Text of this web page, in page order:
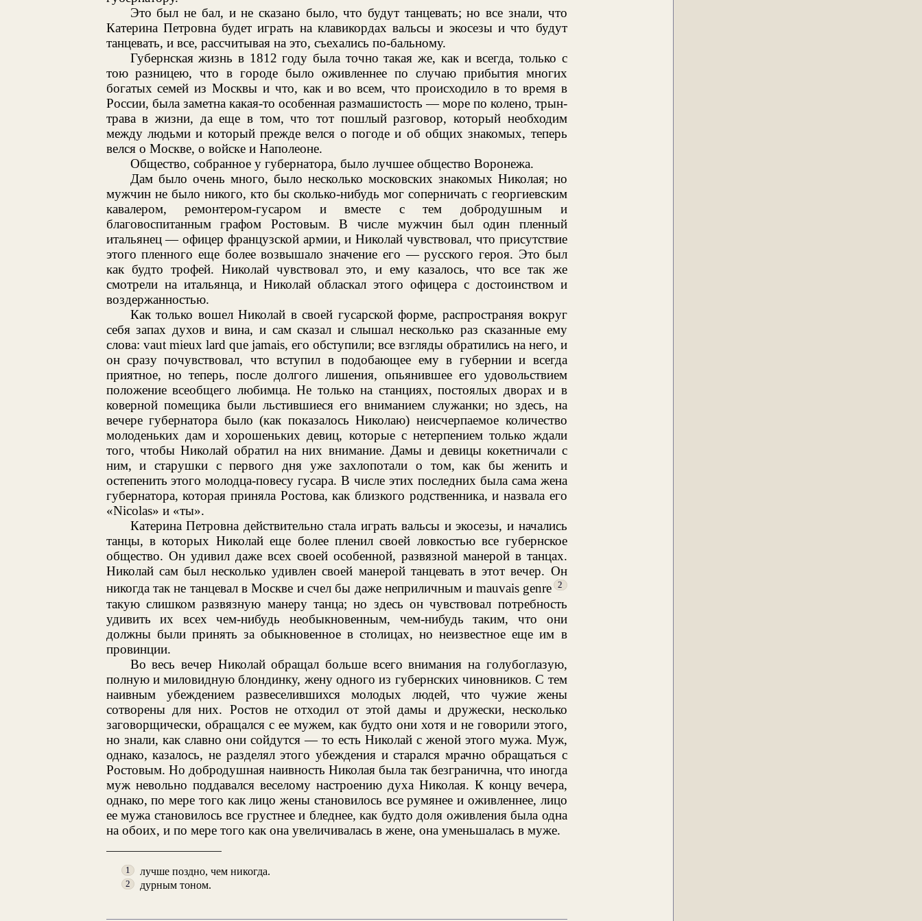
Это был не бал, и не сказано было, что будут танцевать; но все знали, что
Катерина Петровна будет играть на клавикордах вальсы и экосезы и что будут
танцевать, и все, рассчитывая на это, съехались по-бальному.
Губернская жизнь в 1812 году была точно такая же, как и всегда, только с
тою разницею, что в городе было оживленнее по случаю прибытия многих
богатых семей из Москвы и что, как и во всем, что происходило в то время в
России, была заметна какая-то особенная размашистость — море по колено, трын-
трава в жизни, да еще в том, что тот пошлый разговор, который необходим
между людьми и который прежде велся о погоде и об общих знакомых, теперь
велся о Москве, о войске и Наполеоне.
Общество, собранное у губернатора, было лучшее общество Воронежа.
Дам было очень много, было несколько московских знакомых Николая; но
мужчин не было никого, кто бы сколько-нибудь мог соперничать с георгиевским
кавалером, ремонтером-гусаром и вместе с тем добродушным и
благовоспитанным графом Ростовым. В числе мужчин был один пленный
итальянец — офицер французской армии, и Николай чувствовал, что присутствие
этого пленного еще более возвышало значение его — русского героя. Это был
как будто трофей. Николай чувствовал это, и ему казалось, что все так же
смотрели на итальянца, и Николай обласкал этого офицера с достоинством и
воздержанностью.
Как только вошел Николай в своей гусарской форме, распространяя вокруг
себя запах духов и вина, и сам сказал и слышал несколько раз сказанные ему
слова: vaut mieux lard que jamais, его обступили; все взгляды обратились на него, и
он сразу почувствовал, что вступил в подобающее ему в губернии и всегда
приятное, но теперь, после долгого лишения, опьянившее его удовольствием
положение всеобщего любимца. Не только на станциях, постоялых дворах и в
коверной помещика были льстившиеся его вниманием служанки; но здесь, на
вечере губернатора было (как показалось Николаю) неисчерпаемое количество
молоденьких дам и хорошеньких девиц, которые с нетерпением только ждали
того, чтобы Николай обратил на них внимание. Дамы и девицы кокетничали с
ним, и старушки с первого дня уже захлопотали о том, как бы женить и
остепенить этого молодца-повесу гусара. В числе этих последних была сама жена
губернатора, которая приняла Ростова, как близкого родственника, и назвала его
«Nicolas» и «ты».
Катерина Петровна действительно стала играть вальсы и экосезы, и начались
танцы, в которых Николай еще более пленил своей ловкостью все губернское
общество. Он удивил даже всех своей особенной, развязной манерой в танцах.
Николай сам был несколько удивлен своей манерой танцевать в этот вечер. Он
никогда так не танцевал в Москве и счел бы даже неприличным и mauvais genre
2
такую слишком развязную манеру танца; но здесь он чувствовал потребность
удивить их всех чем-нибудь необыкновенным, чем-нибудь таким, что они
должны были принять за обыкновенное в столицах, но неизвестное еще им в
провинции.
Во весь вечер Николай обращал больше всего внимания на голубоглазую,
полную и миловидную блондинку, жену одного из губернских чиновников. С тем
наивным убеждением развеселившихся молодых людей, что чужие жены
сотворены для них. Ростов не отходил от этой дамы и дружески, несколько
заговорщически, обращался с ее мужем, как будто они хотя и не говорили этого,
но знали, как славно они сойдутся — то есть Николай с женой этого мужа. Муж,
однако, казалось, не разделял этого убеждения и старался мрачно обращаться с
Ростовым. Но добродушная наивность Николая была так безгранична, что иногда
муж невольно поддавался веселому настроению духа Николая. К концу вечера,
однако, по мере того как лицо жены становилось все румянее и оживленнее, лицо
ее мужа становилось все грустнее и бледнее, как будто доля оживления была одна
на обоих, и по мере того как она увеличивалась в жене, она уменьшалась в муже.
1 лучше поздно, чем никогда.
2 дурным тоном.